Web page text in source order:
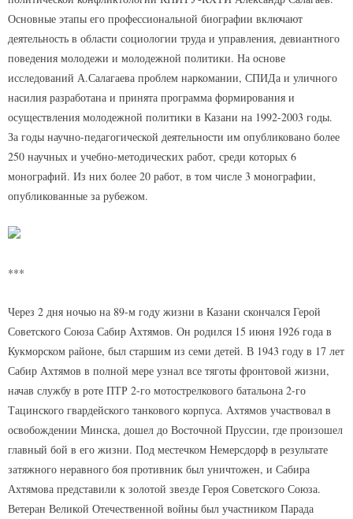
Основные этапы его профессиональной биографии включают
деятельность в области социологии труда и управления, девиантного
поведения молодежи и молодежной политики. На основе
исследований А.Салагаева проблем наркомании, СПИДа и уличного
насилия разработана и принята программа формирования и
осуществления молодежной политики в Казани на 1992-2003 годы.
За годы научно-педагогической деятельности им опубликовано более
250 научных и учебно-методических работ, среди которых 6
монографий. Из них более 20 работ, в том числе 3 монографии,
опубликованные за рубежом.
***
Через 2 дня ночью на 89-м году жизни в Казани скончался Герой
Советского Союза Сабир Ахтямов. Он родился 15 июня 1926 года в
Кукморском районе, был старшим из семи детей. В 1943 году в 17 лет
Сабир Ахтямов в полной мере узнал все тяготы фронтовой жизни,
начав службу в роте ПТР 2-го мотострелкового батальона 2-го
Тацинского гвардейского танкового корпуса. Ахтямов участвовал в
освобождении Минска, дошел до Восточной Пруссии, где произошел
главный бой в его жизни. Под местечком Немерсдорф в результате
затяжного неравного боя противник был уничтожен, и Сабира
Ахтямова представили к золотой звезде Героя Советского Союза.
Ветеран Великой Отечественной войны был участником Парада